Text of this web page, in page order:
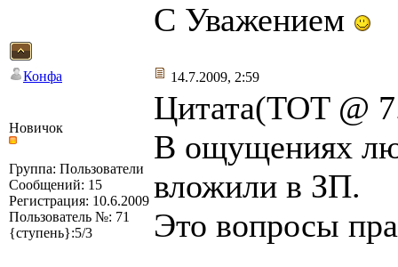
С Уважением
Конфа 14.7.2009, 2:59
Новичок
Группа: Пользователи
Сообщений: 15
Регистрация: 10.6.2009
Пользователь №: 71
{ступень}:5/3
Цитата(TOT @
В ощущениях
вложили в ЗП.
Это вопросы